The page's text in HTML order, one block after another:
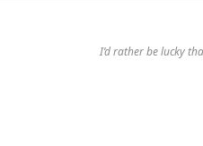
I’d rather be lucky